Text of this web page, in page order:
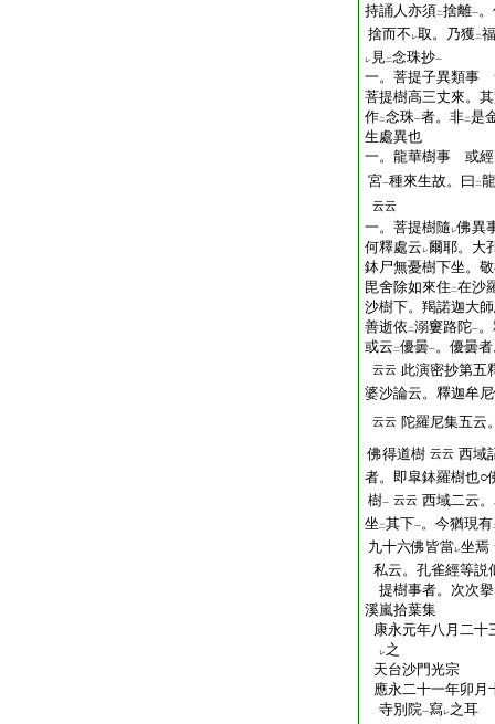
持誦人亦須二捨離一
捨而不 レ取。乃獲二
レ 見二念珠抄一
一。菩提子異類事
菩提樹高三丈來。
作二念珠一者。非二是
生處異也
一。龍華樹事 或經
宮一種來生故。曰 二
云云
一。菩提樹隨 レ佛異
何釋處云 レ爾耶。大
鉢尸無憂樹下坐。
毘舍除如來住 二在沙
沙樹下。羯諾迦大
善逝依 二溺窶路陀一
或云 二優曇一。優曇
云云 此演密抄第五
婆沙論云。釋迦牟
云云 陀羅尼集五云
佛得道樹 云云 西域
者。即皐鉢羅樹也○
樹一 云云 西域二云
坐 二其下一。今猶現有
九十六佛皆當レ坐焉
私云。孔雀經等説
提樹事者。次次擧
溪嵐拾葉集
康永元年八月二十
レ之
天台沙門光宗
應永二十一年卯月
寺別院一寫レ之耳